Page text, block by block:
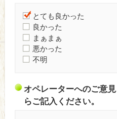
とても良かった
良かった
まぁまぁ
悪かった
不明
オペレーターへのご意
らご記入ください。